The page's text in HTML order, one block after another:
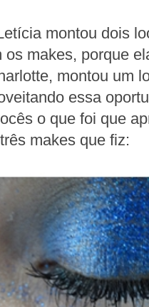
montou dois
os makes, porque
montou um
essa
o que foi que
makes que fiz: